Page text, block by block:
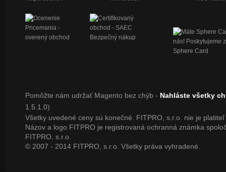
Pomôžte nám udržať Magento bez chýb - Nahláste všetky
1.5.1.0)
Všetky uvedené ceny sú konečné. FITPRO, s.r.o. nie je platiteľ
Názov a logo FITPRO je registrovaná ochranná známka
FITPRO, s.r.o.
© 2007 - 2014 FITPRO, s.r.o. Všetky práva vyhradené.